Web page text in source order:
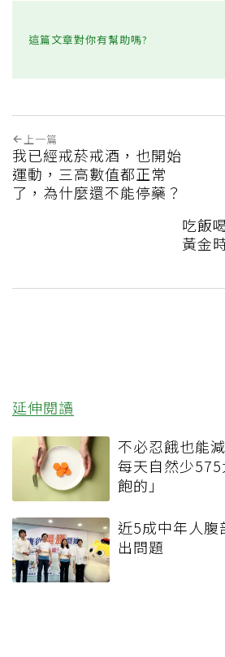
這篇文章對你有幫助嗎?
上一篇
我已經戒菸戒酒，也開始
運動，三高數值都正常
了，為什麼還不能停藥？
吃飯
黃金
延伸閱讀
不必忍餓也能
每天自然少
飽的」
近5成中年人腹
出問題